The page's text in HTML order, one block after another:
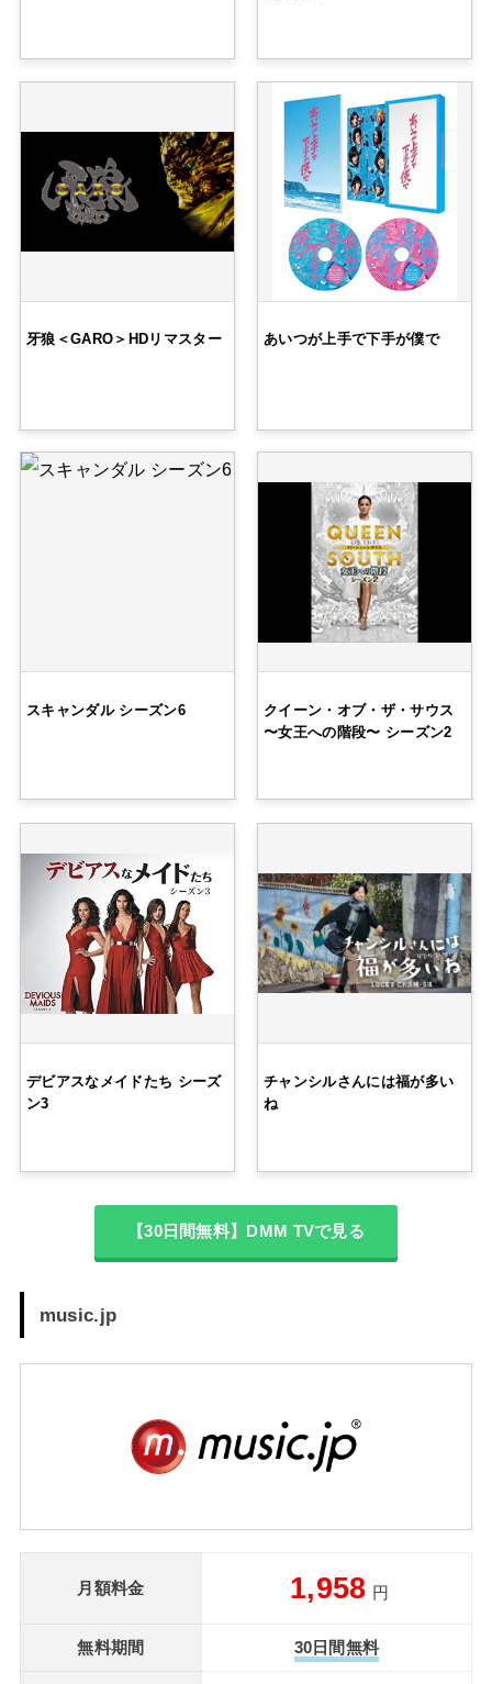
牙狼＜GARO＞HDリマスター あいつが上手で下手が僕で
スキャンダル シーズン6
クイーン・オブ・ザ・サウス
〜女王への階段〜 シーズン2
デビアスなメイドたち シーズ
ン3
チャンシルさんには福が多い
ね
【30日間無料】DMM TVで見る
music.jp
月額料金 1,958 円
無料期間 30日間無料